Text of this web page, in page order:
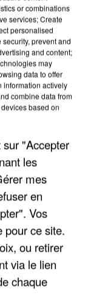
DÉROBÉES À
or combinations
services; Create
personalised
prevent and
and content;
may
data to offer
information actively
combine data from
based on
"Accepter
les
mes
en
Vos
pour ce site.
ou retirer
via le lien
chaque